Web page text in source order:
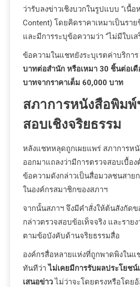
ว่ารับลงข่าวเชิงบวกในรูปแบบ “เนื้อ
Content) โดยคิดราคาเหมาเป็นรา
และมีการระบุข้อความว่า “ไม่มีใบเส
ข้อความในแชทยังระบุเรตค่าบริการ
บาทต่อสำนัก หรือเหมา 30 ชิ้นต่อเดื
บาทจากราคาเต็ม 60,000 บาท
สภาการหนังสือพิม
สอบเชิงจริยธรรม
หลังแชทหลุดถูกเผยแพร่ สภาการห
ออกมาแถลงว่ามีการตรวจสอบเบื้อ
ข้อความดังกล่าวเป็นสื่อมวลชนสาย
ในองค์กรสมาชิกของสภาฯ
จากนั้นสภาฯ จึงมีคำสั่งให้ต้นสังกัด
กล่าวตรวจสอบข้อเท็จจริง และราย
ตามข้อบังคับด้านจริยธรรมสื่อ
องค์กรสื่อหลายแห่งที่ถูกพาดพิงในแ
ทันทีว่าไม่เคยมีการรับผลประโยช
เสนอข่าวไม่ว่าจะโดยตรงหรือโดย